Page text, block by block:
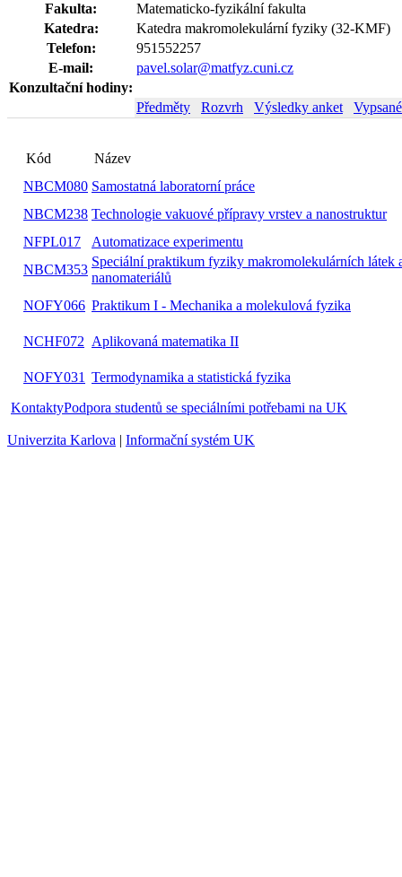
Fakulta:
Matematicko-fyzikální fakulta
Katedra:
Katedra makromolekulární fyziky (32-KMF)
Telefon:
951552257
E-mail:
pavel.solar@matfyz.cuni.cz
Konzultační hodiny:
Předměty
Rozvrh Výsledky anket
Kód
Název
NBCM080 Samostatná laboratorní práce
NBCM238 Technologie vakuové přípravy vrstev a nanostruktur
NFPL017
Automatizace experimentu
NBCM353
Speciální praktikum fyziky makromolekulárních látek
nanomateriálů
NOFY066 Praktikum I - Mechanika a molekulová fyzika
NCHF072 Aplikovaná matematika II
NOFY031 Termodynamika a statistická fyzika
KontaktyPodpora studentů se speciálními potřebami na UK
Univerzita Karlova | Informační systém UK